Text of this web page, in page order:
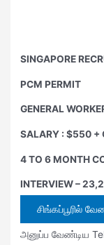
SINGAPORE
PCM PERMIT
GENERAL
SALARY : $550 +
4 TO 6 MONTH
INTERVIEW –
சிங்கப்பூரில்
அனுப்ப வேண்டிய